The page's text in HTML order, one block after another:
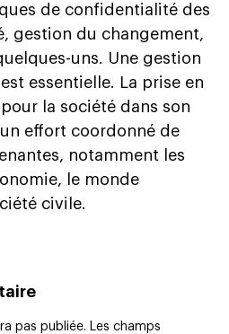
de confidentialité des
gestion du changement,
uns. Une gestion
essentielle. La prise en
la société dans son
effort coordonné de
notamment les
le monde
civile.
pas publiée.
Les champs